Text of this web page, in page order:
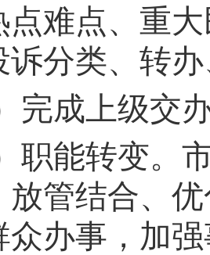
点难点、重
诉分类、转
完成上级交
职能转变。
放管结合、
众办事，加